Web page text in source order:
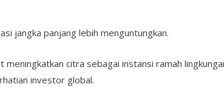
jangka panjang lebih menguntungkan.
citra sebagai instansi ramah
investor global.